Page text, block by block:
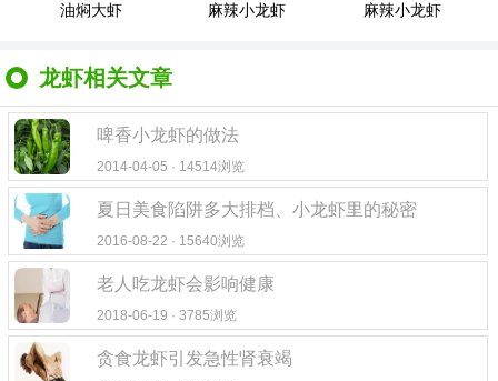
油焖大虾 麻辣小龙虾 麻辣小龙虾
龙虾相关文章
啤香小龙虾的做法
2014-04-05 · 14514浏览
夏日美食陷阱多大排档、小龙虾里的秘密
2016-08-22 · 15640浏览
老人吃龙虾会影响健康
2018-06-19 · 3785浏览
贪食龙虾引发急性肾衰竭